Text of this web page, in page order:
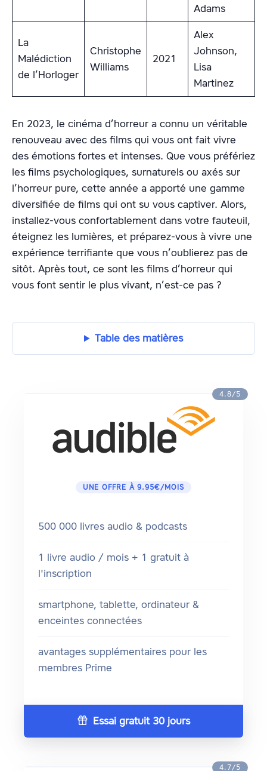
Adams
La
Malédiction
de l’Horloger
Christophe
Williams
2021
Alex
Johnson,
Lisa
Martinez
En 2023, le cinéma d’horreur a connu un véritable
renouveau avec des films qui vous ont fait vivre
des émotions fortes et intenses. Que vous préfériez
les films psychologiques, surnaturels ou axés sur
l’horreur pure, cette année a apporté une gamme
diversifiée de films qui ont su vous captiver. Alors,
installez-vous confortablement dans votre fauteuil,
éteignez les lumières, et préparez-vous à vivre une
expérience terrifiante que vous n’oublierez pas de
sitôt. Après tout, ce sont les films d’horreur qui
vous font sentir le plus vivant, n’est-ce pas ?
Table des matières
4.8/5
UNE OFFRE À 9.95€/MOIS
500 000 livres audio & podcasts
1 livre audio / mois + 1 gratuit à
l'inscription
smartphone, tablette, ordinateur &
enceintes connectées
avantages supplémentaires pour les
membres Prime
Essai gratuit 30 jours
4.7/5